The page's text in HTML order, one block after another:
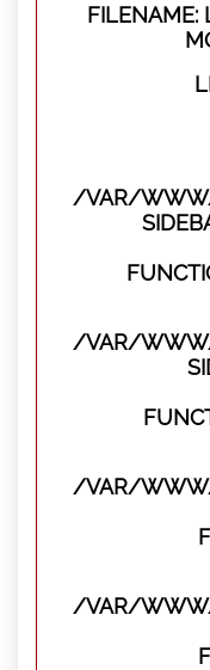
FILENAME:
/VAR/WWW/
/VAR/WWW/
/VAR/WWW/
/VAR/WWW/